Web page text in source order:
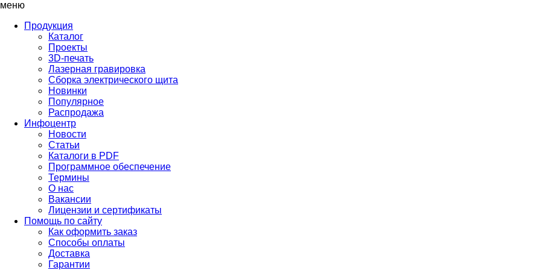
меню
Продукция
Каталог
Проекты
3D-печать
Лазерная гравировка
Сборка электрического щита
Новинки
Популярное
Распродажа
Инфоцентр
Новости
Статьи
Каталоги в PDF
Программное обеспечение
Термины
О нас
Вакансии
Лицензии и сертификаты
Помощь по сайту
Как оформить заказ
Способы оплаты
Доставка
Гарантии